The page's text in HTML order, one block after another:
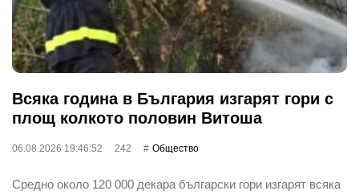
Всяка година в България изгарят гори с
площ колкото половин Витоша
06.08.2026 19:46:52 242 Общество
Средно около 120 000 декара български гори изгарят всяка